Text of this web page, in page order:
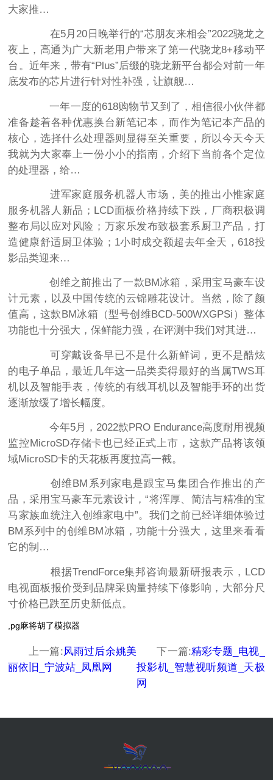
大家推…
在5月20日晚举行的“芯朋友来相会”2022骁龙之
夜上，高通为广大新老用户带来了第一代骁龙8+移动平
台。近年来，带有“Plus”后缀的骁龙新平台都会对前一年
底发布的芯片进行针对性补强，让旗舰…
一年一度的618购物节又到了，相信很小伙伴都
准备趁着各种优惠换台新笔记本，而作为笔记本产品的
核心，选择什么处理器则显得至关重要，所以今天今天
我就为大家奉上一份小小的指南，介绍下当前各个定位
的处理器，给…
进军家庭服务机器人市场，美的推出小惟家庭
服务机器人新品；LCD面板价格持续下跌，厂商积极调
整布局以应对风险；万家乐发布致极套系厨卫产品，打
造健康舒适厨卫体验；1小时成交额超去年全天，618投
影品类迎来…
创维之前推出了一款BM冰箱，采用宝马豪车设
计元素，以及中国传统的云锦雕花设计。当然，除了颜
值高，这款BM冰箱（型号创维BCD-500WXGPSi）整体
功能也十分强大，保鲜能力强，在评测中我们对其进…
可穿戴设备早已不是什么新鲜词，更不是酷炫
的电子单品，最近几年这一品类卖得最好的当属TWS耳
机以及智能手表，传统的有线耳机以及智能手环的出货
逐渐放缓了增长幅度。
今年5月，2022款PRO Endurance高度耐用视频
监控MicroSD存储卡也已经正式上市，这款产品将该领
域MicroSD卡的天花板再度拉高一截。
创维BM系列家电是跟宝马集团合作推出的产
品，采用宝马豪车元素设计，“将浑厚、简洁与精准的宝
马家族血统注入创维家电中”。我们之前已经详细体验过
BM系列中的创维BM冰箱，功能十分强大，这里来看看
它的制…
根据TrendForce集邦咨询最新研报表示，LCD
电视面板报价受到品牌采购量持续下修影响，大部分尺
寸价格已跌至历史新低点。
,pg麻将胡了模拟器
上一篇:风雨过后余姚美
丽依旧_宁波站_凤凰网
下一篇:精彩专题_电视_
投影机_智慧视听频道_天极
网